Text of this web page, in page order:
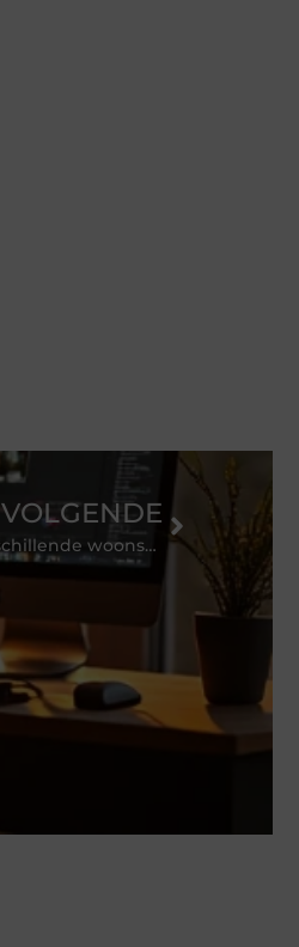
VOLGENDE
Keukeninspiratie voor verschillende woonstijlen